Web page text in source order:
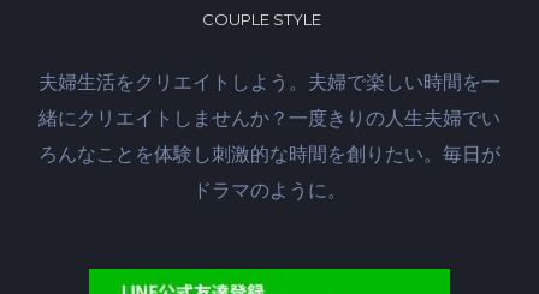
COUPLE STYLE
夫婦生活をクリエイトしよう。夫婦で楽しい時間を一
緒にクリエイトしませんか？一度きりの人生夫婦でい
ろんなことを体験し刺激的な時間を創りたい。毎日が
ドラマのように。